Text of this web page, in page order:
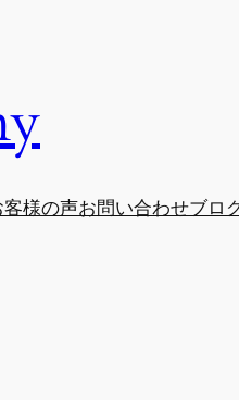
客様の声お問い合わせブロ